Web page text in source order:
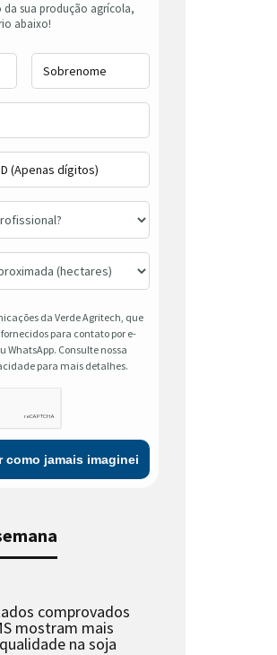
sua produção agrícola,
abaixo!
da Verde Agritech, que
para contato por e-
WhatsApp. Consulte nossa
para mais detalhes.
comprovados
mostram mais
na soja